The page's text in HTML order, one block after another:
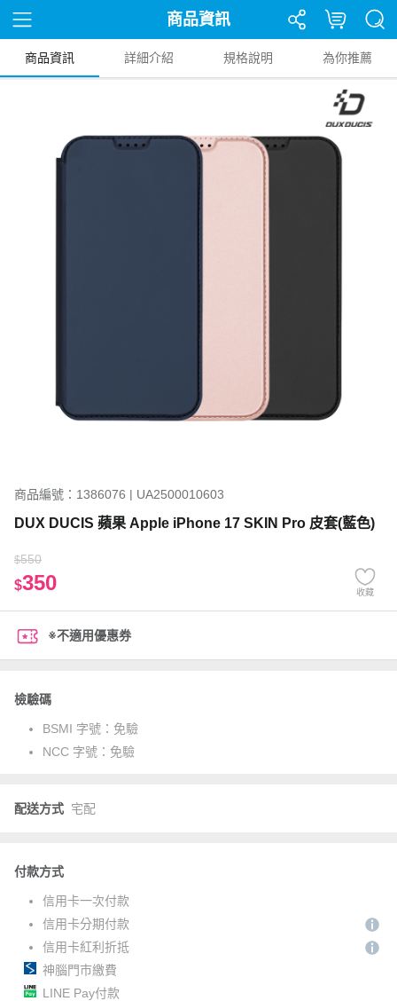
商品資訊
商品資訊 詳細介紹 規格說明 為你推薦
商品編號：1386076 | UA2500010603
DUX DUCIS 蘋果 Apple iPhone 17 SKIN Pro 皮套(藍色)
$550
$350 收藏
※不適用優惠券
檢驗碼
BSMI 字號： 免驗
NCC 字號： 免驗
配送方式 宅配
付款方式
信用卡一次付款
信用卡分期付款
信用卡紅利折抵
神腦門市繳費
LINE Pay付款